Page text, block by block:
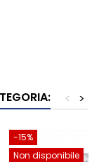
>
<
-15%
Non disponibile